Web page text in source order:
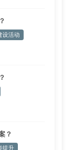
设活动
？
提升